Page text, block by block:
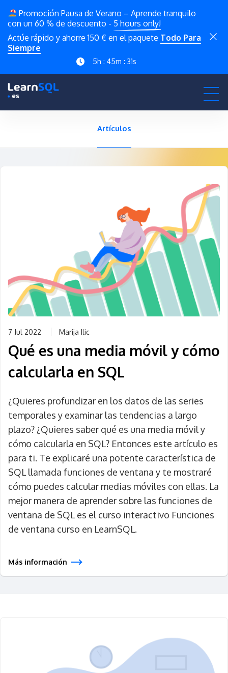
Promoción Pausa de Verano – Aprende tranquilo
con un 60 % de descuento - 5 hours only!
Actúe rápido y ahorre 150 € en el paquete Todo Para
Siempre
5h : 45m : 31s
Artículos
7 Jul 2022 Marija Ilic
Qué es una media móvil y cómo
calcularla en SQL
¿Quieres profundizar en los datos de las series
temporales y examinar las tendencias a largo
plazo? ¿Quieres saber qué es una media móvil y
cómo calcularla en SQL? Entonces este artículo es
para ti. Te explicaré una potente característica de
SQL llamada funciones de ventana y te mostraré
cómo puedes calcular medias móviles con ellas. La
mejor manera de aprender sobre las funciones de
ventana de SQL es el curso interactivo Funciones
de ventana curso en LearnSQL.
Más información